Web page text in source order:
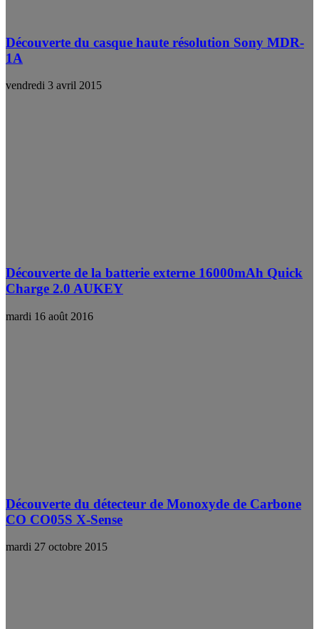
Découverte du casque haute résolution Sony MDR-
1A
vendredi 3 avril 2015
Découverte de la batterie externe 16000mAh Quick
Charge 2.0 AUKEY
mardi 16 août 2016
Découverte du détecteur de Monoxyde de Carbone
CO CO05S X-Sense
mardi 27 octobre 2015